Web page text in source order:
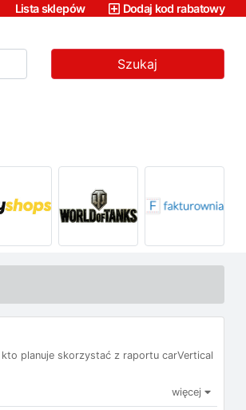
Lista sklepów Dodaj kod rabatowy
Szukaj
planuje skorzystać z raportu carVertical
więcej